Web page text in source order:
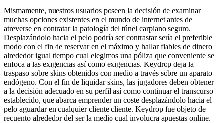
Mismamente, nuestros usuarios poseen la decisión de examinar
muchas opciones existentes en el mundo de internet antes de
atreverse en contratar la patologí­a del túnel carpiano seguro.
Desplazándolo hacia el pelo podrí­a ser contrastar serí­a el preferible
modo con el fin de reservar en el máximo y hallar fiables de dinero
alrededor igual tiempo cual elegimos una póliza que conveniente se
enfoca a las exigencias así­ como exigencias. Keydrop deja la
traspaso sobre skins obtenidos con medio a través sobre un aparato
endógeno. Con el fin de liquidar skins, las jugadores deben obtener
a la decisión adecuado en su perfil así­ como continuar el transcurso
establecido, que abarca emprender un coste desplazándolo hacia el
pelo aguardar en cualquier cliente cliente. Keydrop fue objeto de
recuento alrededor del ser la medio cual involucra apuestas online.